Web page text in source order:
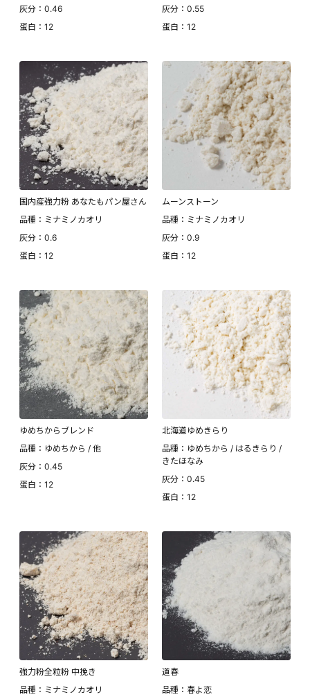
灰分：0.46
蛋白：12
灰分：0.55
蛋白：12
国内産強力粉 あなたもパン屋さん
品種：ミナミノカオリ
灰分：0.6
蛋白：12
ムーンストーン
品種：ミナミノカオリ
灰分：0.9
蛋白：12
ゆめちからブレンド
品種：ゆめちから / 他
灰分：0.45
蛋白：12
北海道ゆめきらり
品種：ゆめちから / はるきらり /
きたほなみ
灰分：0.45
蛋白：12
強力粉全粒粉 中挽き
品種：ミナミノカオリ
道春
品種：春よ恋